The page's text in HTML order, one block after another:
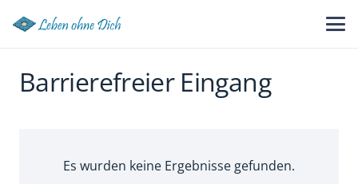
Barrierefreier Eingang
Es wurden keine Ergebnisse gefunden.